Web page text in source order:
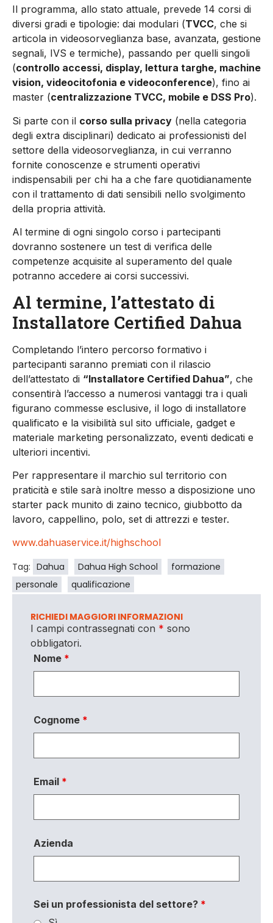
Il programma, allo stato attuale, prevede 14 corsi di
diversi gradi e tipologie: dai modulari (TVCC, che si
articola in videosorveglianza base, avanzata, gestione
segnali, IVS e termiche), passando per quelli singoli
(controllo accessi, display, lettura targhe, machine
vision, videocitofonia e videoconference), fino ai
master (centralizzazione TVCC, mobile e DSS Pro).
Si parte con il corso sulla privacy (nella categoria
degli extra disciplinari) dedicato ai professionisti del
settore della videosorveglianza, in cui verranno
fornite conoscenze e strumenti operativi
indispensabili per chi ha a che fare quotidianamente
con il trattamento di dati sensibili nello svolgimento
della propria attività.
Al termine di ogni singolo corso i partecipanti
dovranno sostenere un test di verifica delle
competenze acquisite al superamento del quale
potranno accedere ai corsi successivi.
Al termine, l’attestato di
Installatore Certified Dahua
Completando l’intero percorso formativo i
partecipanti saranno premiati con il rilascio
dell’attestato di “Installatore Certified Dahua”, che
consentirà l’accesso a numerosi vantaggi tra i quali
figurano commesse esclusive, il logo di installatore
qualificato e la visibilità sul sito ufficiale, gadget e
materiale marketing personalizzato, eventi dedicati e
ulteriori incentivi.
Per rappresentare il marchio sul territorio con
praticità e stile sarà inoltre messo a disposizione uno
starter pack munito di zaino tecnico, giubbotto da
lavoro, cappellino, polo, set di attrezzi e tester.
www.dahuaservice.it/highschool
Tag: Dahua Dahua High School
formazione
personale
qualificazione
RICHIEDI MAGGIORI INFORMAZIONI
I campi contrassegnati con * sono
obbligatori.
Nome *
Cognome *
Email *
Azienda
Sei un professionista del settore? *